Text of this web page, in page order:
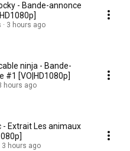
- Bande-annonce
3 hours ago
ninja - Bande-
#1 [VO|HD1080p]
hours ago
- Extrait Les animaux
3 hours ago